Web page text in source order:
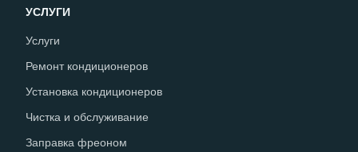
УСЛУГИ
Услуги
Ремонт кондиционеров
Установка кондиционеров
Чистка и обслуживание
Заправка фреоном